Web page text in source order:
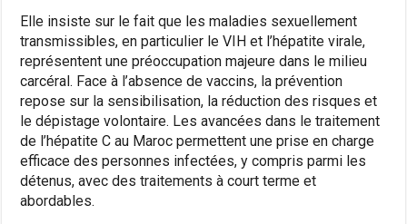
Elle insiste sur le fait que les maladies sexuellement
transmissibles, en particulier le VIH et l’hépatite virale,
représentent une préoccupation majeure dans le milieu
carcéral. Face à l’absence de vaccins, la prévention
repose sur la sensibilisation, la réduction des risques et
le dépistage volontaire. Les avancées dans le traitement
de l’hépatite C au Maroc permettent une prise en charge
efficace des personnes infectées, y compris parmi les
détenus, avec des traitements à court terme et
abordables.